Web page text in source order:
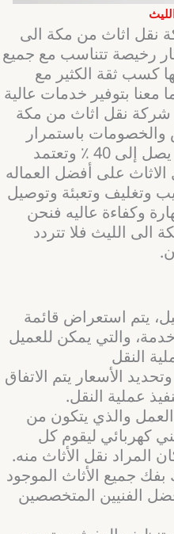
نقل اثاث من مكة الى
رخيصة تتناسب مع جميع
كسب ثقة الكثير مع
معنا بتوفير خدمات عالية
شركة نقل اثاث من مكة
والخصومات باستمرار
لإرضاء عملائها الكرام بخصم يصل إلى 40 ٪ وتعتمد
الاثاث على أفضل العماله
وتغليف وتعبئة وتوصيل
وكفاءة عاليه فنحن
الليث فلا تتردد
يتم استعراض قائمة
والتي يمكن للعميل
النقل
الأسعار يتم الاتفاق
عملية النقل.
والذي يتكون من
كهربائي ليقوم كل
المراد نقل الأثاث منه.
بفك جميع الأثاث الموجود
الفنيين المتخصصين